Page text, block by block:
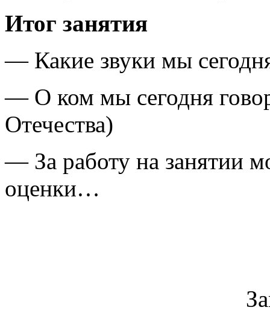
Итог занятия
— Какие звуки мы
— О ком мы сегодня
Отечества)
— За работу на занятии
оценки…